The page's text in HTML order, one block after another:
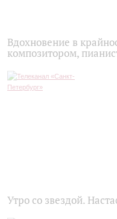
Вдохновение в
композитором,
Утро со звездой.